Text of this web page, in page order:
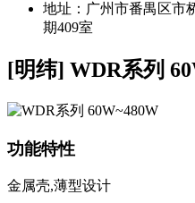
地址：广州市番禺区市
期409室
[明纬] WDR系列
功能特性
金属壳,薄型设计